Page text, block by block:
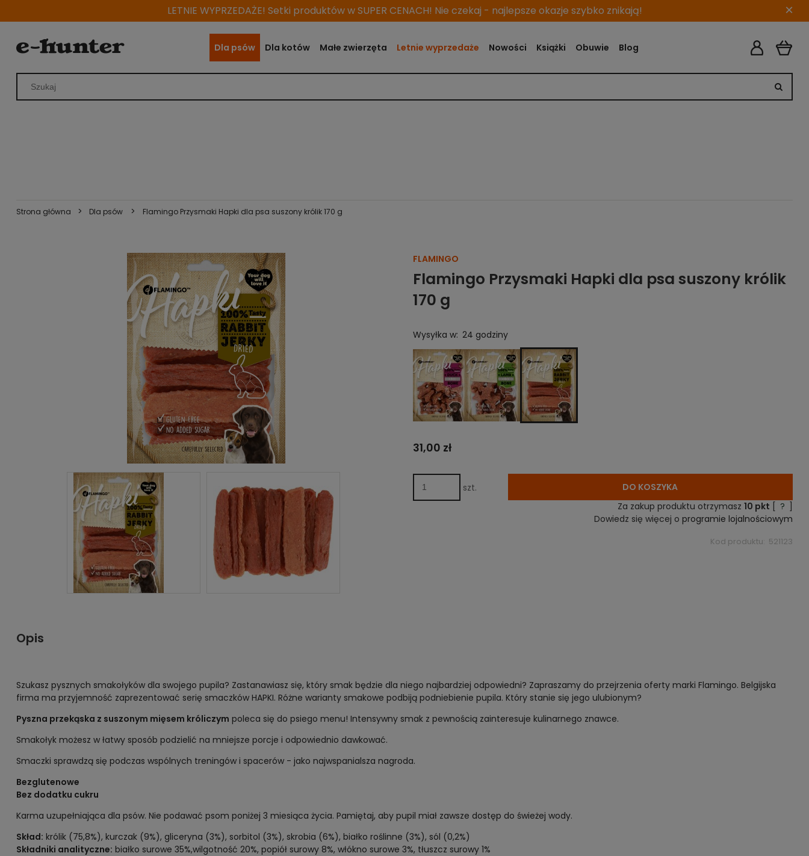
LETNIE WYPRZEDAŻE! Setki produktów w SUPER CENACH! Nie czekaj - najlepsze okazje szybko znikają! ×
Dla psów Dla kotów Małe zwierzęta Letnie wyprzedaże Nowości Książki Obuwie Blog
Strona główna > Dla psów > Flamingo Przysmaki Hapki dla psa suszony królik 170 g
FLAMINGO
Flamingo Przysmaki Hapki dla psa suszony królik
170 g
Wysyłka w: 24 godziny
31,00 zł
szt.
DO KOSZYKA
Za zakup produktu otrzymasz10 pkt [ ? ]
Dowiedz się więcej oprogramie lojalnościowym
Kod produktu: 521123
Opis
Szukasz pysznych smakołyków dla swojego pupila? Zastanawiasz się, który smak będzie dla niego najbardziej odpowiedni? Zapraszamy do przejrzenia oferty marki Flamingo. Belgijska
firma ma przyjemność zaprezentować serię smaczków HAPKI. Różne warianty smakowe podbiją podniebienie pupila. Który stanie się jego ulubionym?
Pyszna przekąska z suszonym mięsem króliczym poleca się do psiego menu! Intensywny smak z pewnością zainteresuje kulinarnego znawce.
Smakołyk możesz w łatwy sposób podzielić na mniejsze porcje i odpowiednio dawkować.
Smaczki sprawdzą się podczas wspólnych treningów i spacerów - jako najwspanialsza nagroda.
Bezglutenowe
Bez dodatku cukru
Karma uzupełniająca dla psów. Nie podawać psom poniżej 3 miesiąca życia. Pamiętaj, aby pupil miał zawsze dostęp do świeżej wody.
Skład: królik (75,8%), kurczak (9%), gliceryna (3%), sorbitol (3%), skrobia (6%), białko roślinne (3%), sól (0,2%)
Składniki analityczne: białko surowe 35%,wilgotność 20%, popiół surowy 8%, włókno surowe 3%, tłuszcz surowy 1%